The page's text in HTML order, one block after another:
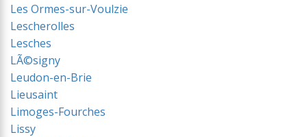
Les Ormes-sur-Voulzie
Lescherolles
Lesches
LÃ©signy
Leudon-en-Brie
Lieusaint
Limoges-Fourches
Lissy